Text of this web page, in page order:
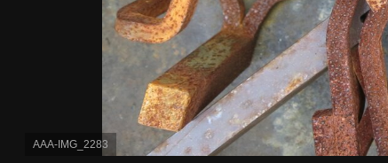
AAA-IMG_2283